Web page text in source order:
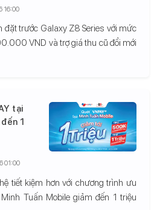
đặt trước Galaxy Z8 Series với mức
VND và trợ giá thu cũ đổi mới
16:00
tại
1
tiết kiệm hơn với chương trình ưu
Tuấn Mobile giảm đến 1 triệu
01:00